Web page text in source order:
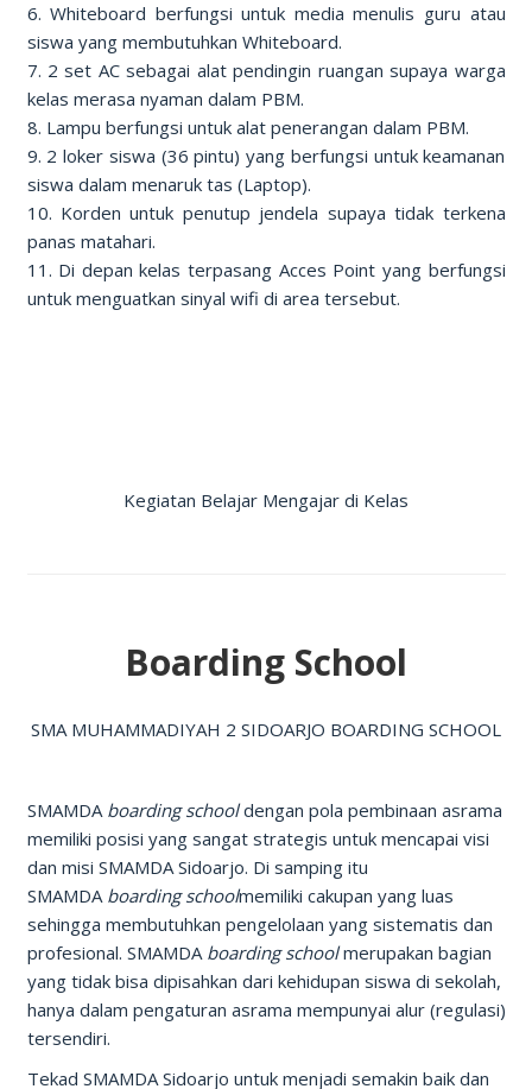
6. Whiteboard berfungsi untuk media menulis guru atau
siswa yang membutuhkan Whiteboard.
7. 2 set AC sebagai alat pendingin ruangan supaya warga
kelas merasa nyaman dalam PBM.
8. Lampu berfungsi untuk alat penerangan dalam PBM.
9. 2 loker siswa (36 pintu) yang berfungsi untuk keamanan
siswa dalam menaruk tas (Laptop).
10. Korden untuk penutup jendela supaya tidak terkena
panas matahari.
11. Di depan kelas terpasang Acces Point yang berfungsi
untuk menguatkan sinyal wifi di area tersebut.
Kegiatan Belajar Mengajar di Kelas
Boarding School
SMA MUHAMMADIYAH 2 SIDOARJO BOARDING SCHOOL
SMAMDA boarding schooldengan pola pembinaan asrama
memiliki posisi yang sangat strategis untuk mencapai visi
dan misi SMAMDA Sidoarjo. Di samping itu
SMAMDA boarding schoolmemiliki cakupan yang luas
sehingga membutuhkan pengelolaan yang sistematis dan
profesional. SMAMDA boarding schoolmerupakan bagian
yang tidak bisa dipisahkan dari kehidupan siswa di sekolah,
hanya dalam pengaturan asrama mempunyai alur (regulasi)
tersendiri.
Tekad SMAMDA Sidoarjo untuk menjadi semakin baik dan